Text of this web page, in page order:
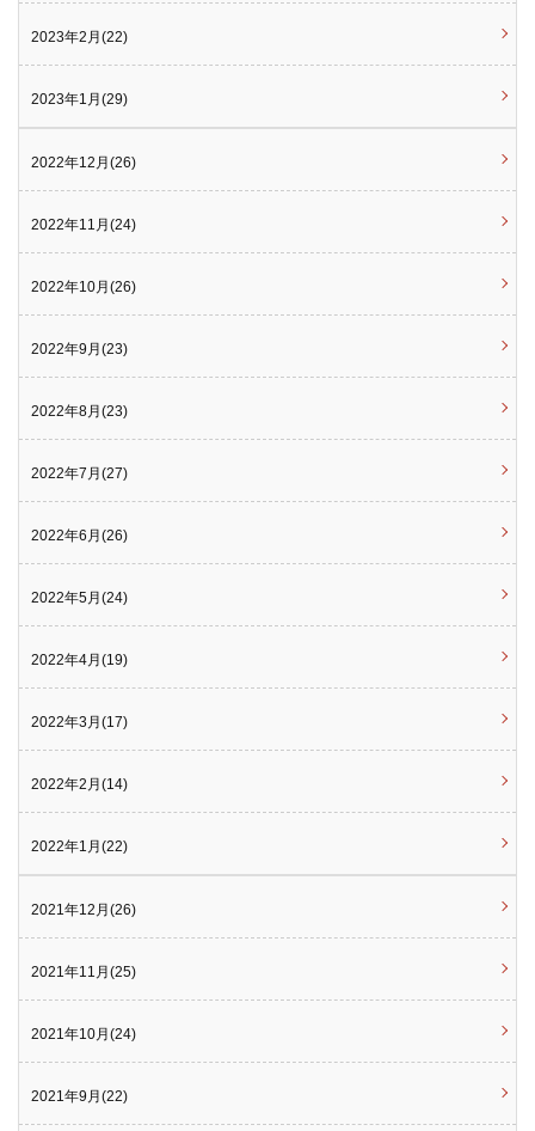
2023年2月(22)
2023年1月(29)
2022年12月(26)
2022年11月(24)
2022年10月(26)
2022年9月(23)
2022年8月(23)
2022年7月(27)
2022年6月(26)
2022年5月(24)
2022年4月(19)
2022年3月(17)
2022年2月(14)
2022年1月(22)
2021年12月(26)
2021年11月(25)
2021年10月(24)
2021年9月(22)